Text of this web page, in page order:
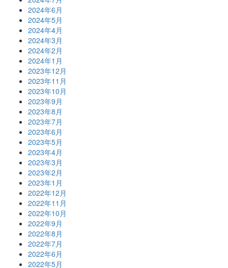
2024年6月
2024年5月
2024年4月
2024年3月
2024年2月
2024年1月
2023年12月
2023年11月
2023年10月
2023年9月
2023年8月
2023年7月
2023年6月
2023年5月
2023年4月
2023年3月
2023年2月
2023年1月
2022年12月
2022年11月
2022年10月
2022年9月
2022年8月
2022年7月
2022年6月
2022年5月